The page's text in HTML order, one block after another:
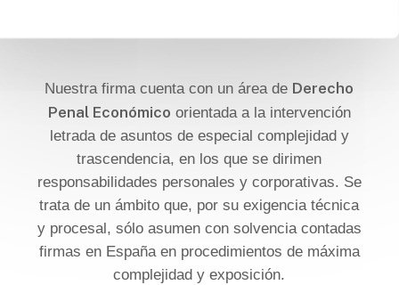
Nuestra firma cuenta con un área de Derecho
Penal Económico orientada a la intervención
letrada de asuntos de especial complejidad y
trascendencia, en los que se dirimen
responsabilidades personales y corporativas. Se
trata de un ámbito que, por su exigencia técnica
y procesal, sólo asumen con solvencia contadas
firmas en España en procedimientos de máxima
complejidad y exposición.